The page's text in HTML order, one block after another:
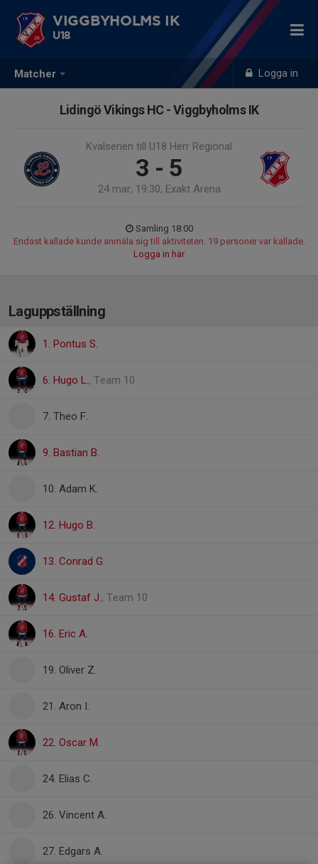
Matcher Logga in
VIGGBYHOLMS IK
U18
Lidingö Vikings HC - Viggbyholms IK
Kvalserien till U18 Herr Regional
3 - 5
24 mar, 19:30, Exakt Arena
Samling 18:00
Endast kallade kunde anmäla sig till aktiviteten. 19 personer var kallade.
Logga in här
Laguppställning
1. Pontus S.
6. Hugo L., Team 10
7. Theo F.
9. Bastian B.
10. Adam K.
12. Hugo B.
13. Conrad G.
14. Gustaf J., Team 10
16. Eric A.
19. Oliver Z.
21. Aron I.
22. Oscar M.
24. Elias C.
26. Vincent A.
27. Edgars A.